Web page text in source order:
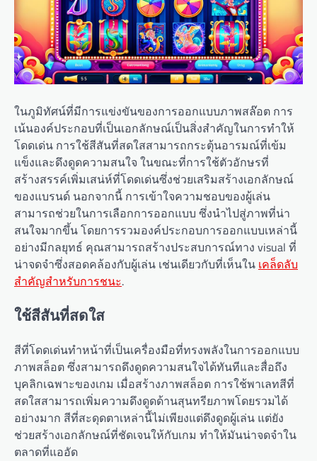
ในภูมิทัศน์ที่มีการแข่งขันของการออกแบบภาพสล๊อต การ
เน้นองค์ประกอบที่เป็นเอกลักษณ์เป็นสิ่งสำคัญในการทำให้
โดดเด่น การใช้สีสันที่สดใสสามารถกระตุ้นอารมณ์ที่เข้ม
แข็งและดึงดูดความสนใจ ในขณะที่การใช้ตัวอักษรที่
สร้างสรรค์เพิ่มเสน่ห์ที่โดดเด่นซึ่งช่วยเสริมสร้างเอกลักษณ์
ของแบรนด์ นอกจากนี้ การเข้าใจความชอบของผู้เล่น
สามารถช่วยในการเลือกการออกแบบ ซึ่งนำไปสู่ภาพที่น่า
สนใจมากขึ้น โดยการรวมองค์ประกอบการออกแบบเหล่านี้
อย่างมีกลยุทธ์ คุณสามารถสร้างประสบการณ์ทาง visual ที่
น่าจดจำซึ่งสอดคล้องกับผู้เล่น เช่นเดียวกับที่เห็นใน เคล็ดลับ
สำคัญสำหรับการชนะ.
ใช้สีสันที่สดใส
สีที่โดดเด่นทำหน้าที่เป็นเครื่องมือที่ทรงพลังในการออกแบบ
ภาพสล็อต ซึ่งสามารถดึงดูดความสนใจได้ทันทีและสื่อถึง
บุคลิกเฉพาะของเกม เมื่อสร้างภาพสล็อต การใช้พาเลทสีที่
สดใสสามารถเพิ่มความดึงดูดด้านสุนทรียภาพโดยรวมได้
อย่างมาก สีที่สะดุดตาเหล่านี้ไม่เพียงแต่ดึงดูดผู้เล่น แต่ยัง
ช่วยสร้างเอกลักษณ์ที่ชัดเจนให้กับเกม ทำให้มันน่าจดจำใน
ตลาดที่แออัด